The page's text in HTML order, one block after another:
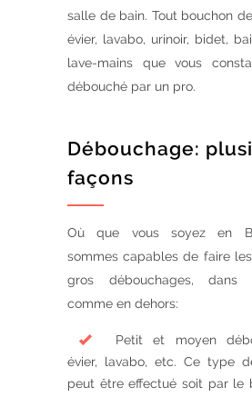
salle de bain. Tout bouchon
évier, lavabo, urinoir, bidet,
lave-mains que vous
débouché par un pro.
Débouchage:
façons
Où que vous soyez en
sommes capables de faire
gros débouchages, dans
comme en dehors:
Petit et moyen
évier, lavabo, etc. Ce type
peut être effectué soit par le